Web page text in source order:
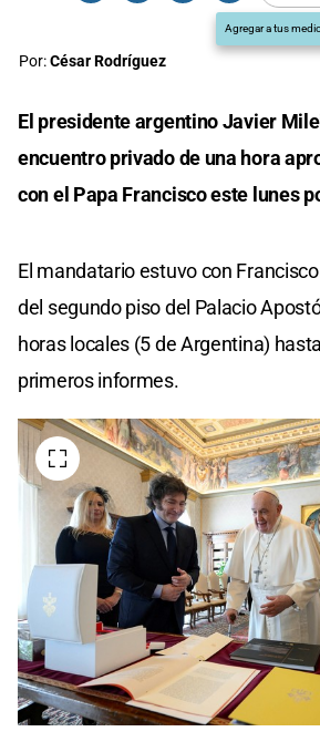
Agregar a tus
Por:César Rodríguez
El presidente argentino Javier
encuentro privado de una hora
con el Papa Francisco este lunes
El mandatario estuvo con
del segundo piso del Palacio
horas locales (5 de Argentina)
primeros informes.